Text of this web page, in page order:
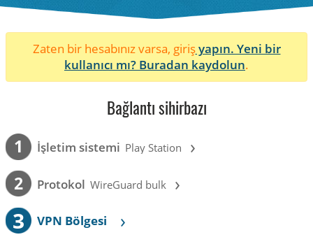
Zaten bir hesabınız varsa, girişyapın. Yeni bir
kullanıcı mı? Buradan kaydolun.
Bağlantı sihirbazı
1 İşletim sistemi Play Station ›
2 Protokol WireGuard bulk ›
3 VPN Bölgesi ›